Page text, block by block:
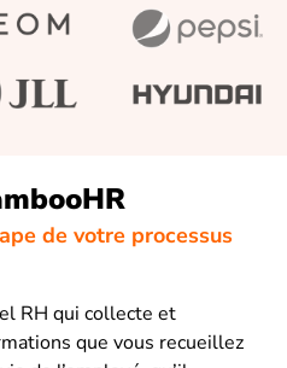
de votre processus
RH qui collecte et
que vous recueillez